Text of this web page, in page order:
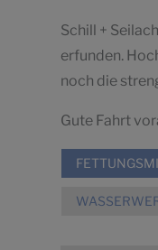
Schill +
erfunden.
noch die
Gute Fahrt